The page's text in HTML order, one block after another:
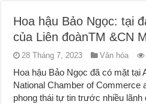
Hoa hậu Bảo Ngọc: tại
của Liên đoànTM &CN
28 Tháng 7, 2023 Văn hóa
Hoa hậu Bảo Ngọc đã có mặt tại
National Chamber of Commerce
phong thái tự tin trước nhiều lãnh